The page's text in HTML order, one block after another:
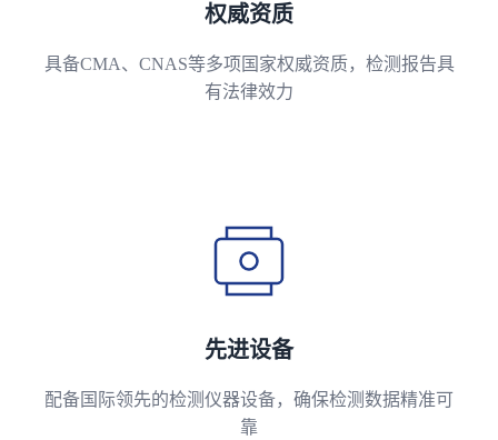
权威资质
具备CMA、CNAS等多项国家权威资质，检测报告具
有法律效力
先进设备
配备国际领先的检测仪器设备，确保检测数据精准可
靠